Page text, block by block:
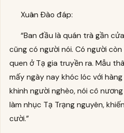
Xuân Đào đáp:
“Ban đầu là quán trà gần
cũng có người nói. Có người
quen ở Tạ gia truyền ra. Mẫu
mấy ngày nay khóc lóc với
khinh người nghèo, nói cô
làm nhục Tạ Trạng nguyên,
cười.”